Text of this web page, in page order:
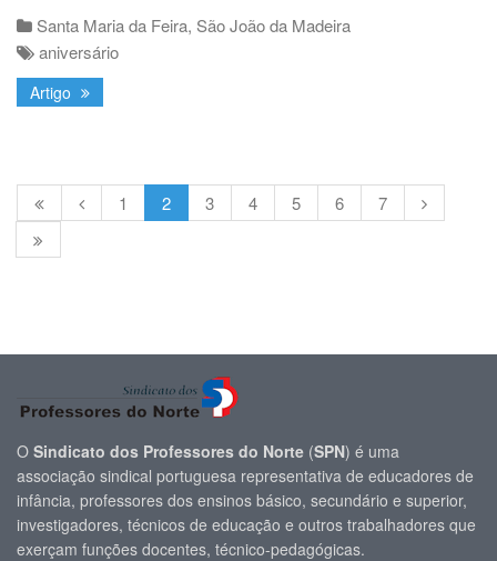
Santa Maria da Feira, São João da Madeira
aniversário
Artigo
1 2 3 4 5 6 7
O Sindicato dos Professores do Norte (SPN) é uma
associação sindical portuguesa representativa de educadores de
infância, professores dos ensinos básico, secundário e superior,
investigadores, técnicos de educação e outros trabalhadores que
exerçam funções docentes, técnico-pedagógicas.